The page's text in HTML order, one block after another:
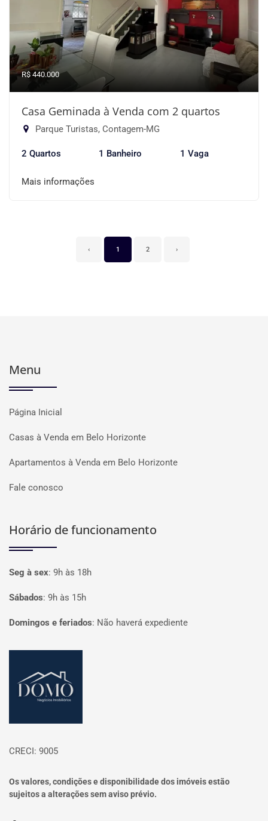
R$ 440.000
Casa Geminada à Venda com 2 quartos
Parque Turistas, Contagem-MG
2 Quartos 1 Banheiro 1 Vaga
Mais informações
‹ 1 2 ›
Menu
Página Inicial
Casas à Venda em Belo Horizonte
Apartamentos à Venda em Belo Horizonte
Fale conosco
Horário de funcionamento
Seg à sex: 9h às 18h
Sábados: 9h às 15h
Domingos e feriados: Não haverá expediente
CRECI: 9005
Os valores, condições e disponibilidade dos imóveis estão
sujeitos a alterações sem aviso prévio.